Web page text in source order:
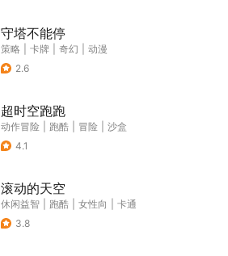
守塔不能停
策略 卡牌 奇幻
动漫
2.6
超时空跑跑
动作冒险 跑酷 冒险
沙盒
4.1
滚动的天空
休闲益智 跑酷 女性向
卡通
3.8